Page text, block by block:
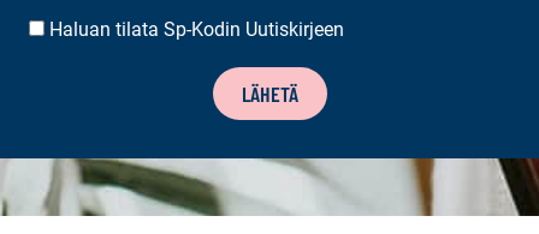
UUTISKIRJEEN
Haluan tilata Sp-Kodin Uutiskirjeen
LÄHETÄ